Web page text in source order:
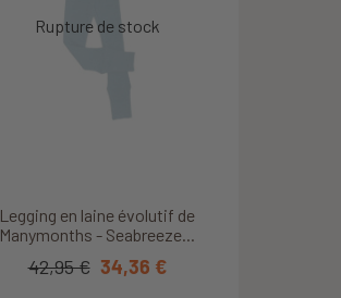
Legging en laine évolutif de
Manymonths - Seabreeze...
42,95 € 34,36 €